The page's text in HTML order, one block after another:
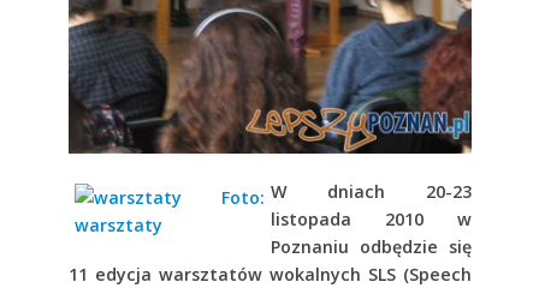
W dniach 20-23
listopada 2010 w
Poznaniu odbędzie się
11 edycja warsztatów wokalnych SLS (Speech